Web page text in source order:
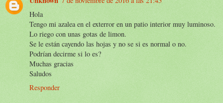
Hola
Tengo mi azalea en el exterror en un patio interior muy luminoso.
Lo riego con unas gotas de limon.
Se le están cayendo las hojas y no se si es normal o no.
Podrían decirme si lo es?
Muchas gracias
Saludos
Responder